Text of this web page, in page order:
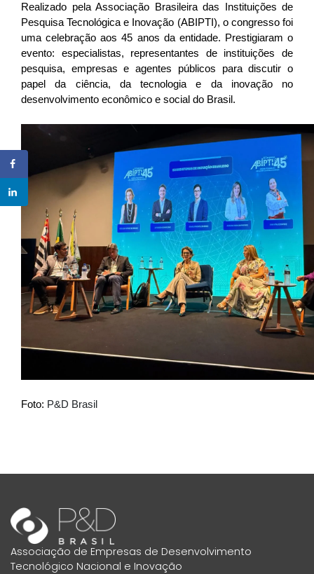
Realizado pela Associação Brasileira das Instituições de
Pesquisa Tecnológica e Inovação (ABIPTI), o congresso foi
uma celebração aos 45 anos da entidade. Prestigiaram o
evento: especialistas, representantes de instituições de
pesquisa, empresas e agentes públicos para discutir o
papel da ciência, da tecnologia e da inovação no
desenvolvimento econômico e social do Brasil.
Foto: P&D Brasil
Associação de Empresas de Desenvolvimento
Tecnológico Nacional e Inovação